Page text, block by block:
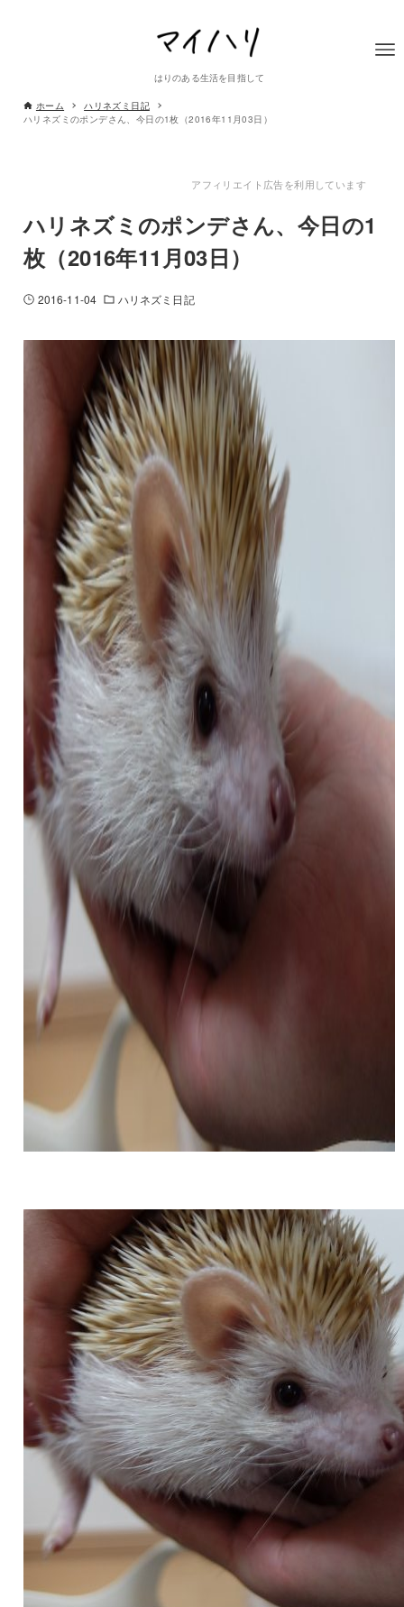
はりのある生活を目指して
ホーム
ハリネズミ日記
ハリネズミのポンデさん、今日の1枚（2016年11月03日）
アフィリエイト広告を利用しています
ハリネズミのポンデさん、今日の1
枚（2016年11月03日）
2016-11-04 ハリネズミ日記